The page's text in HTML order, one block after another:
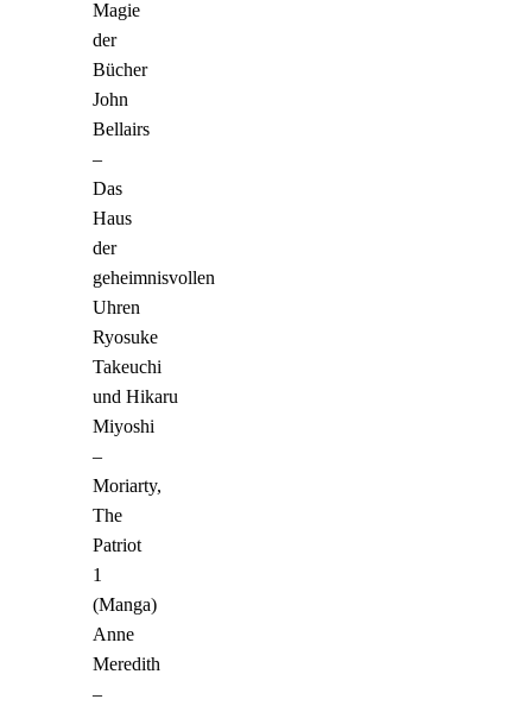
Magie
der
Bücher
John
Bellairs
–
Das
Haus
der
geheimnisvollen
Uhren
Ryosuke
Takeuchi
und Hikaru
Miyoshi
–
Moriarty,
The
Patriot
1
(Manga)
Anne
Meredith
–